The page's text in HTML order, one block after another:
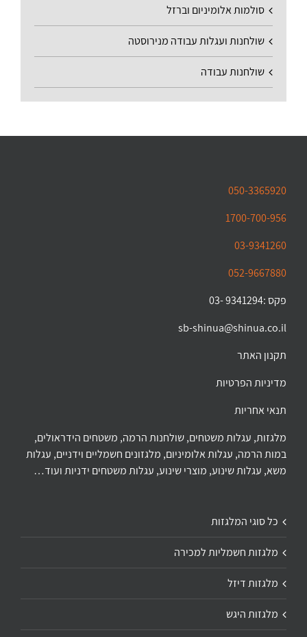
סולמות אלומיניום וברזל
שולחנות ועגלות עבודה מנירוסטה
שולחנות עבודה
050-3365920
1700-700-956
03-9341260
052-9667880
פקס :9341294 -03
sb-shinua@shinua.co.il
תקנון האתר
מדיניות הפרטיות
תנאי אחריות
מלגזות, עגלות משטחים, שולחנות הרמה, משטחים הידראולים,
במות הרמה, עגלות אלומיניום, מלגזונים חשמליים וידניים, עגלות
משא, עגלות שינוע, מוצרי שינוע, עגלות משטחים ידניות ועוד…
כל סוגי המלגזות
מלגזות חשמליות למכירה
מלגזות דיזל
מלגזות היגש